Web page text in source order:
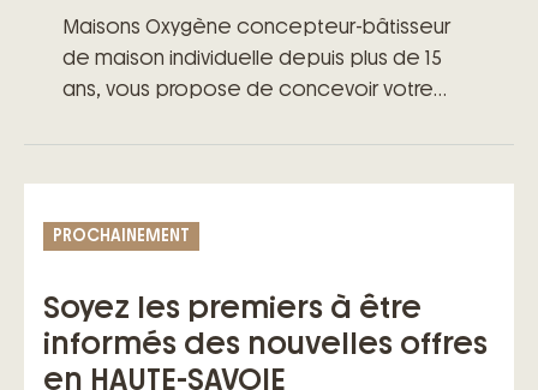
Maisons Oxygène concepteur-bâtisseur
de maison individuelle depuis plus de 15
ans, vous propose de concevoir votre
Ce terrain idéalement implanté dans un
emplacement calme et verdoyant vous
des commerces, des écoles et des
Laissez-vous charmer par
l’aménagement très astucieux de cette
maison Oxygène dotée :
PROCHAINEMENT
Soyez les premiers à être
informés des nouvelles offres
en HAUTE-SAVOIE